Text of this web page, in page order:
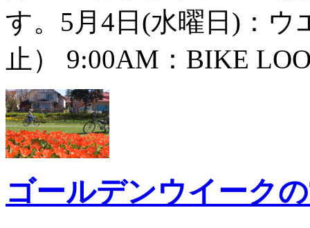
す。5月4日(水曜日)：
止） 9:00AM：BIKE
ゴールデンウイーク